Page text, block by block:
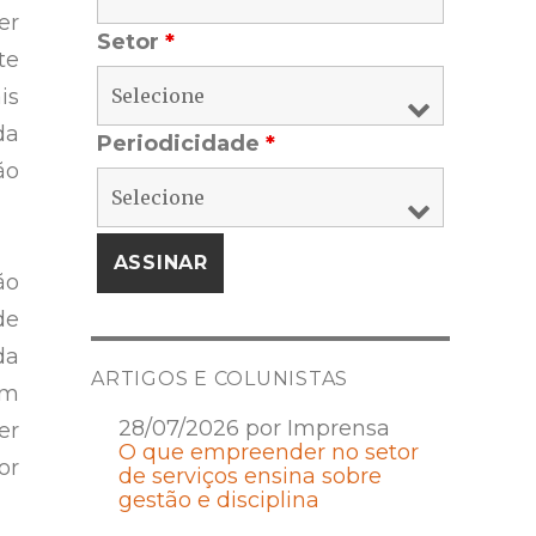
Setor *
Periodicidade *
ARTIGOS E COLUNISTAS
28/07/2026 por Imprensa
O que empreender no setor
de serviços ensina sobre
gestão e disciplina